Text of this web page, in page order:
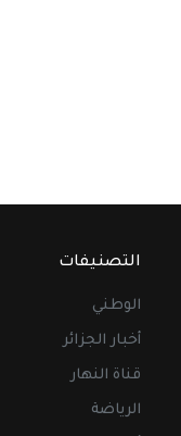
التصنيفات
الوطني
أخبار الجزائر
قناة النهار
الرياضة